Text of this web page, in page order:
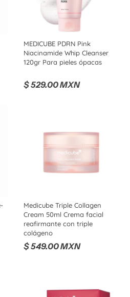
MEDICUBE PDRN Pink
Niacinamide Whip Cleanser
120gr Para pieles ópacas
$ 529.00 MXN
Medicube Triple Collagen
Cream 50ml Crema facial
reafirmante con triple
colágeno
$ 549.00 MXN